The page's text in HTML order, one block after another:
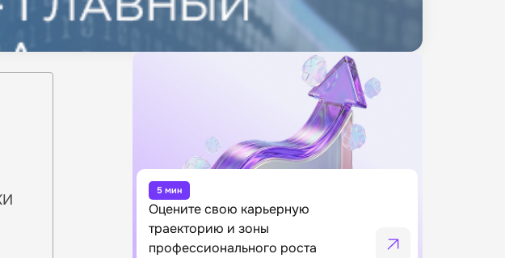
Оцените свою карьерную
траекторию и зоны
профессионального роста
5 мин